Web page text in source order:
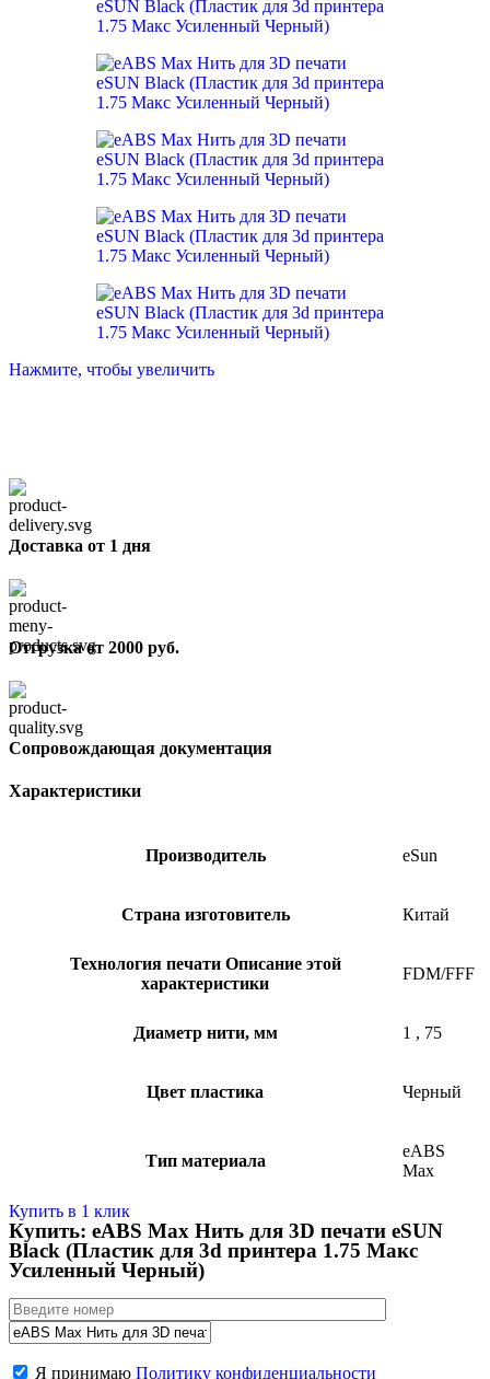
Нажмите, чтобы увеличить
Доставка от 1 дня
Отгрузка от 2000 руб.
Сопровождающая документация
Характеристики
Производитель eSun
Страна изготовитель Китай
Технология печати Описание этой
характеристики
FDM/FFF
Диаметр нити, мм 1 , 75
Цвет пластика Черный
Тип материала
eABS
Max
Купить в 1 клик
Купить: eABS Max Нить для 3D печати eSUN
Black (Пластик для 3d принтера 1.75 Макс
Усиленный Черный)
Я принимаю Политику конфиденциальности